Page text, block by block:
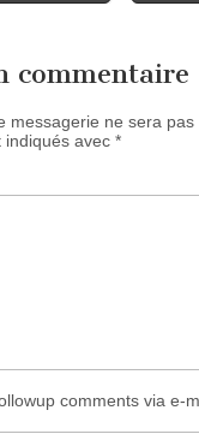
commentaire
messagerie ne sera pas
indiqués avec *
comments via e-